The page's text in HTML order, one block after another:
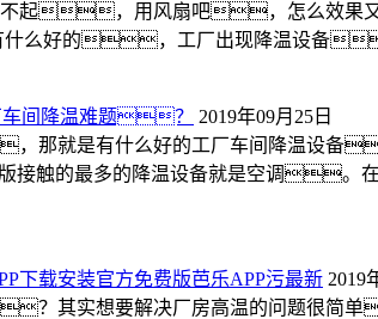
，用风扇吧，怎么效果
么好的，工厂出现降温设备
车间降温难题？
2019年09月25日
那就是有什么好的工厂车间降温设
触的最多的降温设备就是空调。
下载安装官方免费版芭乐APP污最新 2019
？其实想要解决厂房高温的问题很